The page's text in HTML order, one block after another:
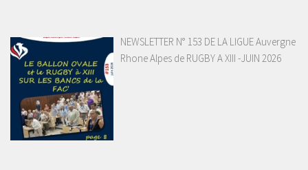
NEWSLETTER N° 153 DE LA LIGUE Auvergne
Rhone Alpes de RUGBY A XIII -JUIN 2026